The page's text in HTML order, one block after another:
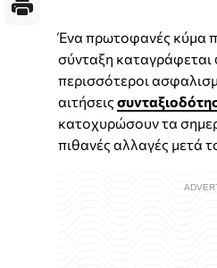
Ένα πρωτοφανές κύμα
σύνταξη
περισσότεροι
αιτήσεις
κατοχυρώσουν τα
πιθανές αλλαγές μετά